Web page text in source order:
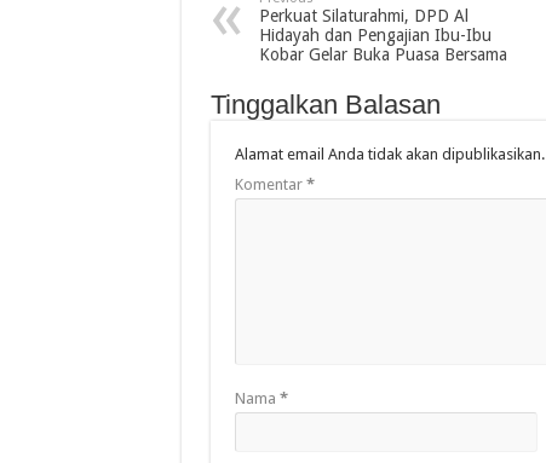
Perkuat Silaturahmi, DPD Al
Hidayah dan Pengajian Ibu-Ibu
Kobar Gelar Buka Puasa Bersama
Tinggalkan Balasan
Alamat email Anda tidak akan dipublikasikan.
Komentar *
Nama *